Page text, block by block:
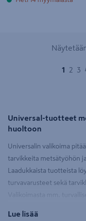
1 2 3
Universal-tuotteet
huoltoon
Universalin valikoima
tarvikkeita metsätyöhön
Laadukkaista tuotteista
turvavarusteet sekä
Valikoimasta mm.
Lue lisää